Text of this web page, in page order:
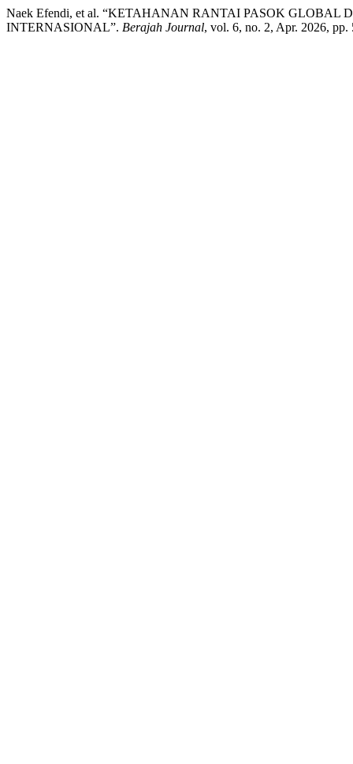
Naek Efendi, et al. “KETAHANAN RANTAI PASOK
INTERNASIONAL”. Berajah Journal, vol. 6, no. 2, Apr. 2026,